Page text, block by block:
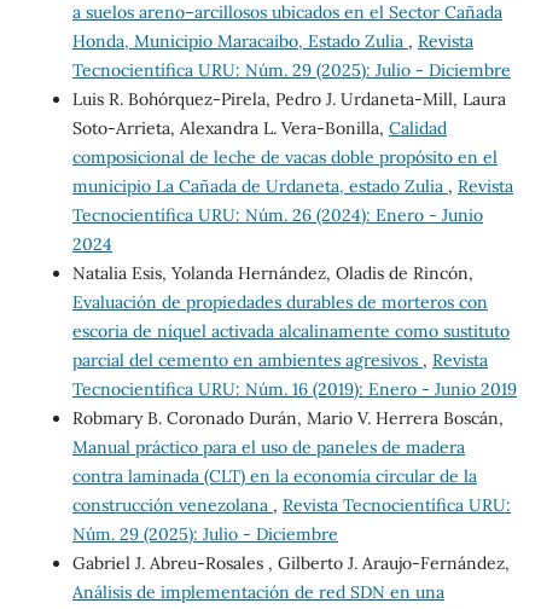
a suelos areno–arcillosos ubicados en el Sector Cañada
Honda, Municipio Maracaibo, Estado Zulia , Revista
Tecnocientífica URU: Núm. 29 (2025): Julio - Diciembre
Luis R. Bohórquez-Pirela, Pedro J. Urdaneta-Mill, Laura
Soto-Arrieta, Alexandra L. Vera-Bonilla, Calidad
composicional de leche de vacas doble propósito en el
municipio La Cañada de Urdaneta, estado Zulia , Revista
Tecnocientífica URU: Núm. 26 (2024): Enero - Junio
2024
Natalia Esis, Yolanda Hernández, Oladis de Rincón,
Evaluación de propiedades durables de morteros con
escoria de níquel activada alcalinamente como sustituto
parcial del cemento en ambientes agresivos , Revista
Tecnocientífica URU: Núm. 16 (2019): Enero - Junio 2019
Robmary B. Coronado Durán, Mario V. Herrera Boscán,
Manual práctico para el uso de paneles de madera
contra laminada (CLT) en la economía circular de la
construcción venezolana , Revista Tecnocientífica URU:
Núm. 29 (2025): Julio - Diciembre
Gabriel J. Abreu-Rosales , Gilberto J. Araujo-Fernández,
Análisis de implementación de red SDN en una